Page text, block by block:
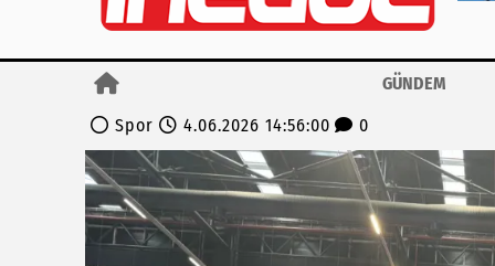
GÜNDEM
Spor
4.06.2026 14:56:00 0